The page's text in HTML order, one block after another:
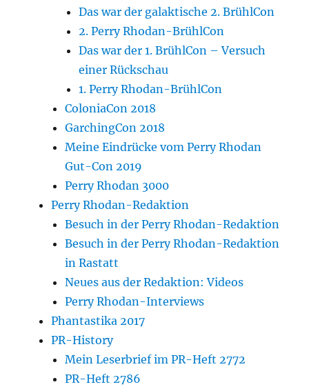
Das war der galaktische 2. BrühlCon
2. Perry Rhodan-BrühlCon
Das war der 1. BrühlCon – Versuch
einer Rückschau
1. Perry Rhodan-BrühlCon
ColoniaCon 2018
GarchingCon 2018
Meine Eindrücke vom Perry Rhodan
Gut-Con 2019
Perry Rhodan 3000
Perry Rhodan-Redaktion
Besuch in der Perry Rhodan-Redaktion
Besuch in der Perry Rhodan-Redaktion
in Rastatt
Neues aus der Redaktion: Videos
Perry Rhodan-Interviews
Phantastika 2017
PR-History
Mein Leserbrief im PR-Heft 2772
PR-Heft 2786